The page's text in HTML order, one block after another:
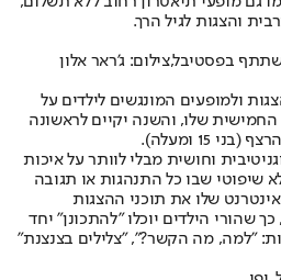
והצגות לגיל הרך.
בפסטיבל,צילום: ג'ראר אלון
ולמופעים המונגשים לילדים על
שלו, והשנה יקיים לראשונה
15 ומעלה).
וחושית מבלי לוותר על איכות
שיפוטי שבו כל התנהגות או תגובה
שלו את תוכני ההצגות
שהורי הילדים יוכלו "להתכונן" יחד
"למה, מה הקשר?", "צלילים בצנצנת"